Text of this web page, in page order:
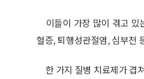
이들이 가장 많이 겪고 있
혈증, 퇴행성관절염, 심부전
한 가지 질병 치료제가 겹